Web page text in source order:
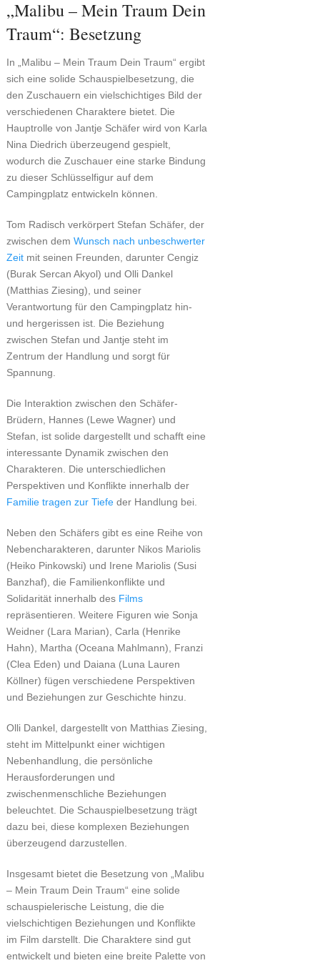
„Malibu – Mein Traum Dein
Traum“: Besetzung
In „Malibu – Mein Traum Dein Traum“ ergibt
sich eine solide Schauspielbesetzung, die
den Zuschauern ein vielschichtiges Bild der
verschiedenen Charaktere bietet. Die
Hauptrolle von Jantje Schäfer wird von Karla
Nina Diedrich überzeugend gespielt,
wodurch die Zuschauer eine starke Bindung
zu dieser Schlüsselfigur auf dem
Campingplatz entwickeln können.
Tom Radisch verkörpert Stefan Schäfer, der
zwischen dem Wunsch nach unbeschwerter
Zeitmit seinen Freunden, darunter Cengiz
(Burak Sercan Akyol) und Olli Dankel
(Matthias Ziesing), und seiner
Verantwortung für den Campingplatz hin-
und hergerissen ist. Die Beziehung
zwischen Stefan und Jantje steht im
Zentrum der Handlung und sorgt für
Spannung.
Die Interaktion zwischen den Schäfer-
Brüdern, Hannes (Lewe Wagner) und
Stefan, ist solide dargestellt und schafft eine
interessante Dynamik zwischen den
Charakteren. Die unterschiedlichen
Perspektiven und Konflikte innerhalb der
Familie tragen zur Tiefeder Handlung bei.
Neben den Schäfers gibt es eine Reihe von
Nebencharakteren, darunter Nikos Mariolis
(Heiko Pinkowski) und Irene Mariolis (Susi
Banzhaf), die Familienkonflikte und
Solidarität innerhalb des Films
repräsentieren. Weitere Figuren wie Sonja
Weidner (Lara Marian), Carla (Henrike
Hahn), Martha (Oceana Mahlmann), Franzi
(Clea Eden) und Daiana (Luna Lauren
Köllner) fügen verschiedene Perspektiven
und Beziehungen zur Geschichte hinzu.
Olli Dankel, dargestellt von Matthias Ziesing,
steht im Mittelpunkt einer wichtigen
Nebenhandlung, die persönliche
Herausforderungen und
zwischenmenschliche Beziehungen
beleuchtet. Die Schauspielbesetzung trägt
dazu bei, diese komplexen Beziehungen
überzeugend darzustellen.
Insgesamt bietet die Besetzung von „Malibu
– Mein Traum Dein Traum“ eine solide
schauspielerische Leistung, die die
vielschichtigen Beziehungen und Konflikte
im Film darstellt. Die Charaktere sind gut
entwickelt und bieten eine breite Palette von